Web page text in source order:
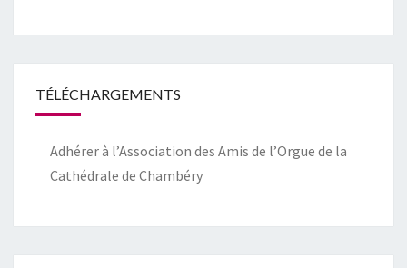
TÉLÉCHARGEMENTS
Adhérer à l’Association des Amis de l’Orgue de la
Cathédrale de Chambéry